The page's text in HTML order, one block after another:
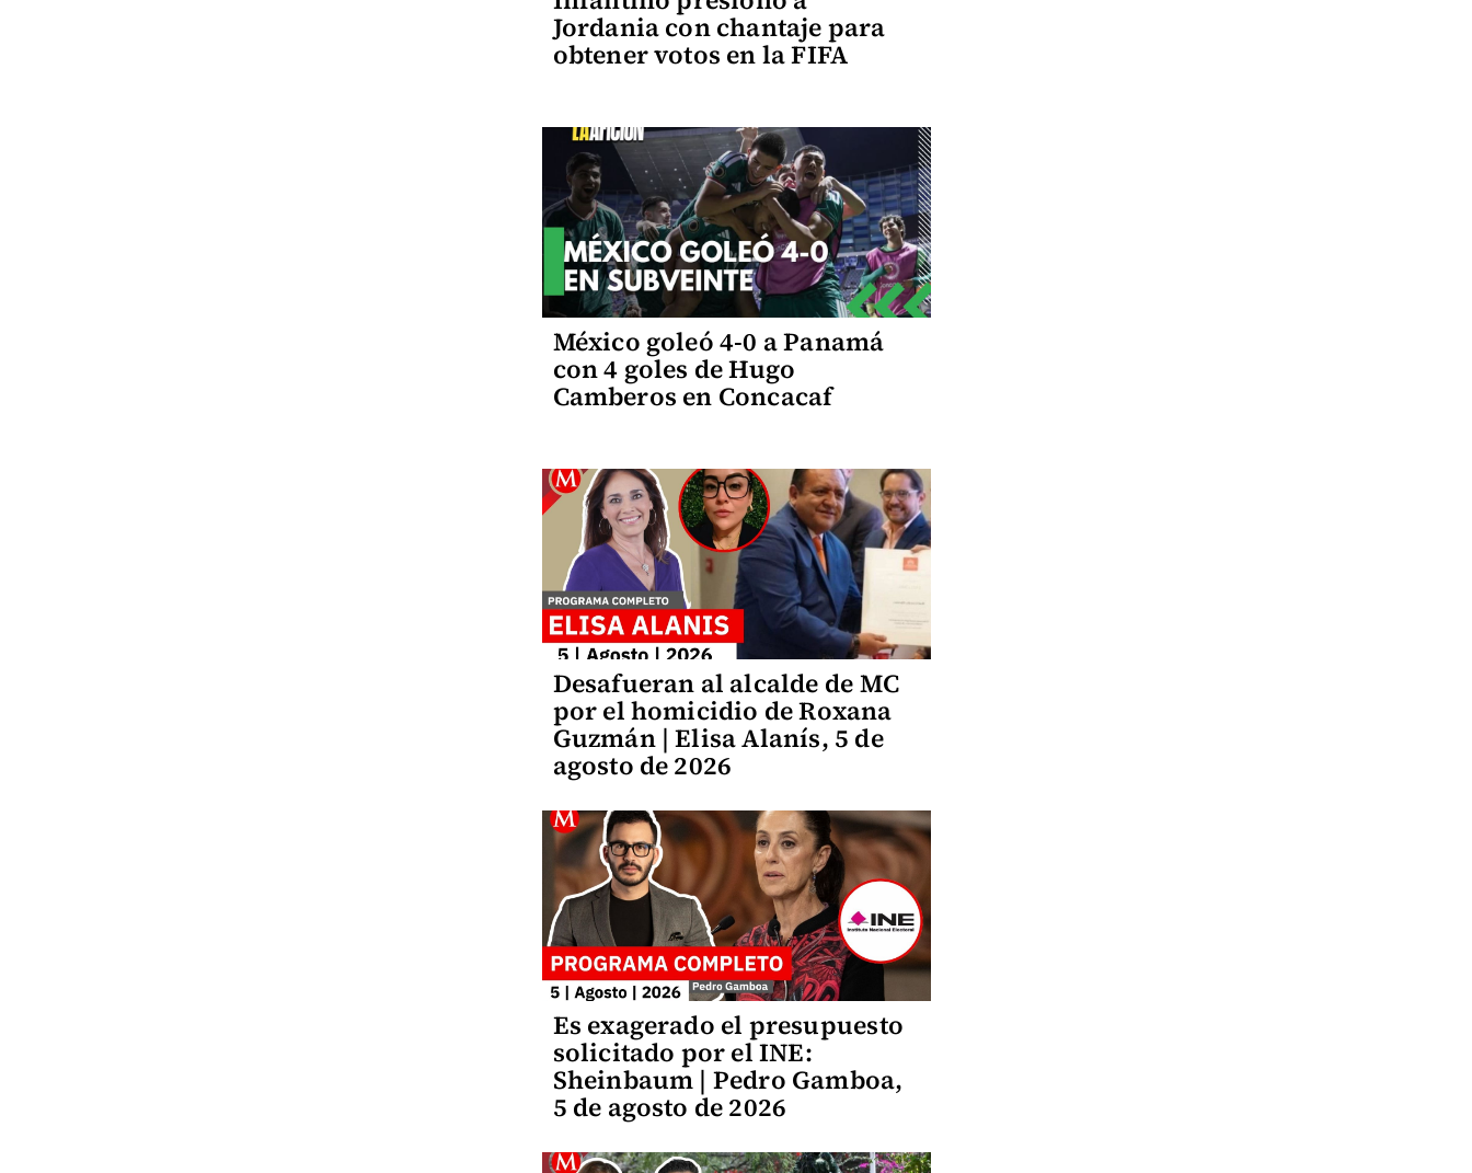
Jordania con chantaje para
obtener votos en la FIFA
México goleó 4-0 a Panamá
con 4 goles de Hugo
Camberos en Concacaf
Desafueran al alcalde de MC
por el homicidio de Roxana
Guzmán | Elisa Alanís, 5 de
agosto de 2026
Es exagerado el presupuesto
solicitado por el INE:
Sheinbaum | Pedro Gamboa,
5 de agosto de 2026